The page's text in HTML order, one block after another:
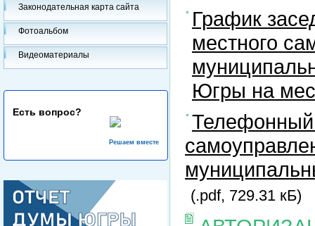
Законодательная карта сайта
Фотоальбом
Видеоматериалы
Есть вопрос?
Решаем вместе
График
местного
Югры на
Телефонный
(.pdf, 729.31 кБ)